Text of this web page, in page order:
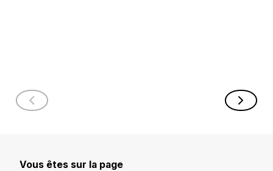
Vous êtes sur la page